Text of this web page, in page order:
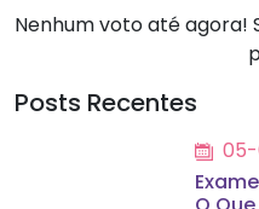
Nenhum voto até agora!
Posts Recentes